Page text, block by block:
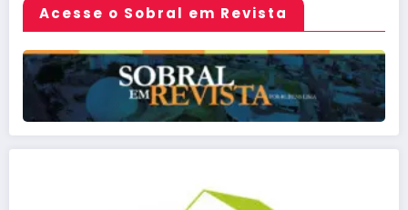
Acesse o Sobral em Revista